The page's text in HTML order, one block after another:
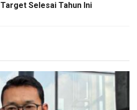
Selesai Tahun Ini